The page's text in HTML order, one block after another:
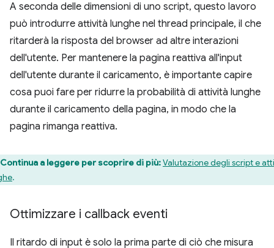
A seconda delle dimensioni di uno script, questo lavoro
può introdurre attività lunghe nel thread principale, il che
ritarderà la risposta del browser ad altre interazioni
dell'utente. Per mantenere la pagina reattiva all'input
dell'utente durante il caricamento, è importante capire
cosa puoi fare per ridurre la probabilità di attività lunghe
durante il caricamento della pagina, in modo che la
pagina rimanga reattiva.
Continua a leggere per scoprire di più:Valutazione degli script e
.
Ottimizzare i callback eventi
Il ritardo di input è solo la prima parte di ciò che misura